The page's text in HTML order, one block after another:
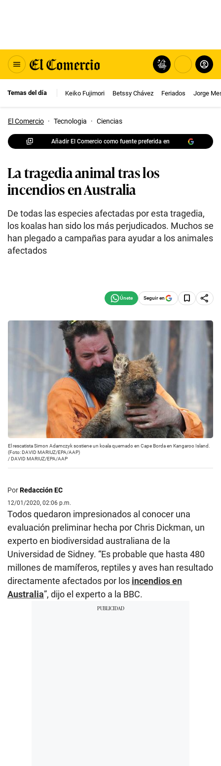
Temas del día Keiko Fujimori Betssy Chávez Feriados Jorge
El Comercio · Tecnologia · Ciencias
Añadir El Comercio como fuente preferida en
La tragedia animal tras los
incendios en Australia
De todas las especies afectadas por esta tragedia,
los koalas han sido los más perjudicados. Muchos se
han plegado a campañas para ayudar a los animales
afectados
Seguir en
El rescatista Simon Adamczyk sostiene un koala quemado en Cape Borda en Kangaroo Island.
(Foto: DAVID MARIUZ/EPA/AAP)
/DAVID MARIUZ/EPA/AAP
PorRedacción EC
12/01/2020, 02:06 p.m.
Todos quedaron impresionados al conocer una
evaluación preliminar hecha por Chris Dickman, un
experto en biodiversidad australiana de la
Universidad de Sidney. “Es probable que hasta 480
millones de mamíferos, reptiles y aves han resultado
directamente afectados por los incendios en
Australia”, dijo el experto a la BBC.